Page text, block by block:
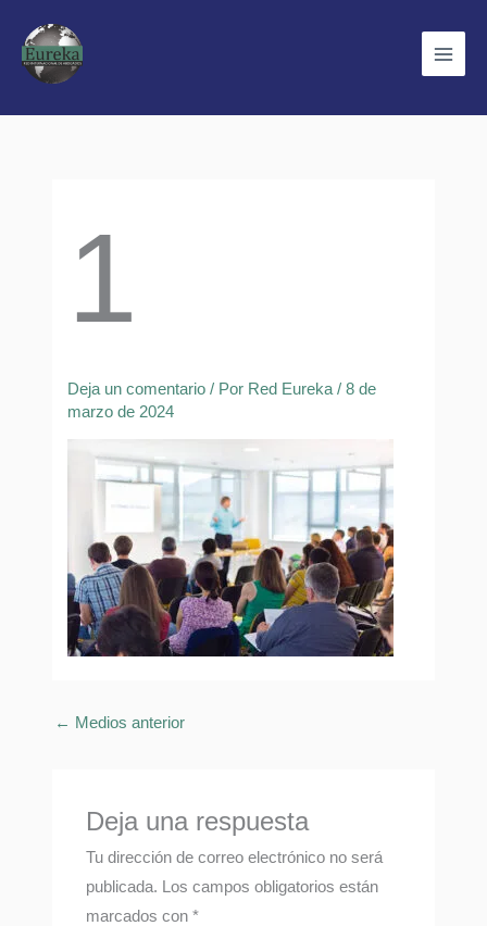
contenido
1
Deja un comentario / Por Red Eureka/8 de
marzo de 2024
← Medios anterior
Deja una respuesta
Tu dirección de correo electrónico no será
publicada. Los campos obligatorios están
marcados con*